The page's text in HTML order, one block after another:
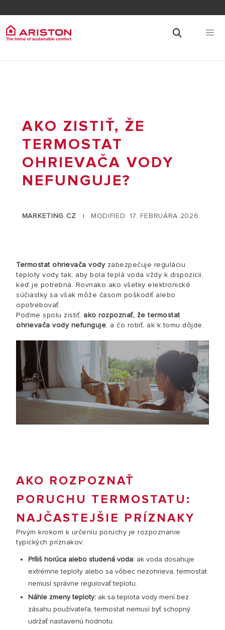
AKO ZISTIŤ, ŽE
TERMOSTAT
OHRIEVAČA VODY
NEFUNGUJE?
MARKETING CZ | MODIFIED: 17. FEBRUÁRA 2026
Termostat ohrievača vodyzabezpečuje reguláciu
teploty vody tak, aby bola teplá voda vždy k dispozícii,
keď je potrebná. Rovnako ako všetky elektronické
súčiastky sa však môže časom poškodiť alebo
opotrebovať.
Poďme spolu zistiť, ako rozpoznať, že termostat
ohrievača vody nefunguje, a čo robiť, ak k tomu dôjde.
AKO ROZPOZNAŤ
PORUCHU TERMOSTATU:
NAJČASTEJŠIE PRÍZNAKY
Prvým krokom k určeniu poruchy je rozpoznanie
typických príznakov:
Príliš horúca alebo studená voda: ak voda dosahuje
extrémne teploty alebo sa vôbec nezohrieva, termostat
nemusí správne regulovať teplotu.
Náhle zmeny teploty: ak sa teplota vody mení bez
zásahu používateľa, termostat nemusí byť schopný
udržať nastavenú hodnotu.